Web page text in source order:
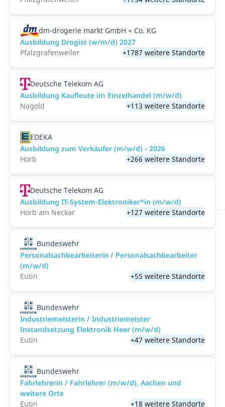
dm-drogerie markt GmbH + Co. KG
Ausbildung Drogist (w/m/d) 2027
Pfalzgrafenweiler
+1787 weitere Standorte
Deutsche Telekom AG
Ausbildung Kaufleute im Einzelhandel (m/w/d)
Nagold
+113 weitere Standorte
EDEKA
Ausbildung zum Verkäufer (m/w/d) - 2026
Horb
+266 weitere Standorte
Deutsche Telekom AG
Ausbildung IT-System-Elektroniker*in (m/w/d)
Horb am Neckar
+127 weitere Standorte
Bundeswehr
Personalsachbearbeiterin / Personalsachbearbeiter
(m/w/d)
Eutin
+55 weitere Standorte
Bundeswehr
Industriemeisterin / Industriemeister
Instandsetzung Elektronik Heer (m/w/d)
Eutin
+47 weitere Standorte
Bundeswehr
Fahrlehrerin / Fahrlehrer (m/w/d), Aachen und
weitere Orte
Eutin
+18 weitere Standorte